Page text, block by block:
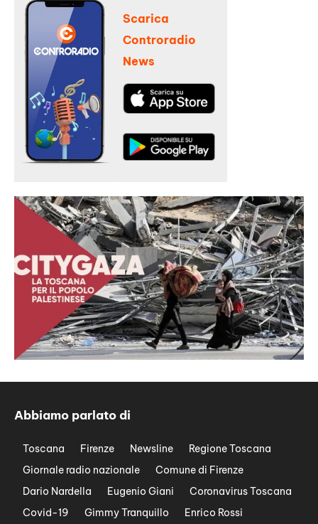
Scarica
Controradio
News
Abbiamo parlato di
Toscana Firenze Newsline
Regione Toscana
Giornale radio nazionale
Comune di Firenze
Dario Nardella
Eugenio Giani
Coronavirus Toscana
Covid-19
Gimmy Tranquillo
Enrico Rossi